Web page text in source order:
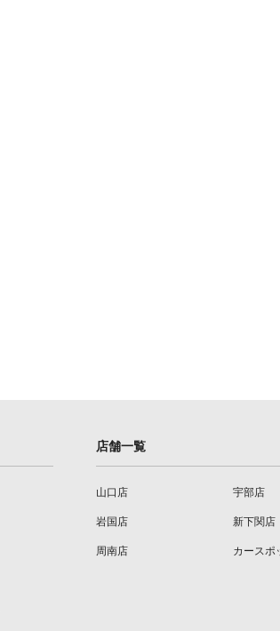
店舗一覧
山口店 宇部店
岩国店 新下関店
周南店 カースポ